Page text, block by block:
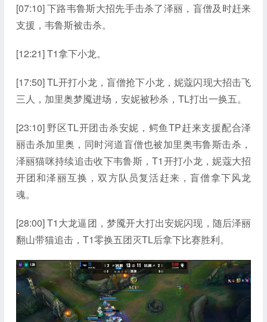
[07:10] 下路韦鲁斯大招先手击杀了泽丽，盲僧及时赶来
支援，韦鲁斯被击杀。
[12:21] T1拿下小龙。
[17:50] TL开打小龙，盲僧抢下小龙，妮蔻闪现大招击飞
三人，加里奥梦魇进场，安妮被秒杀，TL打出一换五。
[23:10] 野区TL开团击杀安妮，鳄鱼TP赶来支援配合泽
丽击杀加里奥，同时河道盲僧也被加里奥韦鲁斯击杀，
泽丽猫咪持续追击收下韦鲁斯，T1开打小龙，妮蔻大招
开团和泽丽互换，双方队员复活赶来，盲僧拿下风龙
魂。
[28:00] T1大龙逼团，梦魇开大打出安妮闪现，随后泽丽
翻山带猫追击，T1零换五团灭TL后拿下比赛胜利。